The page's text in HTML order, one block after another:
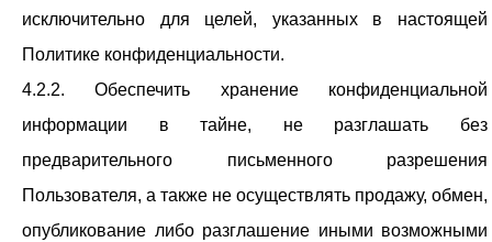
исключительно для целей, указанных в настоящей
Политике конфиденциальности.
4.2.2. Обеспечить хранение конфиденциальной
информации в тайне, не разглашать без
предварительного письменного разрешения
Пользователя, а также не осуществлять продажу, обмен,
опубликование либо разглашение иными возможными